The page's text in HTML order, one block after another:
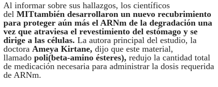
Al informar sobre sus hallazgos, los científicos
del MITtambién desarrollaron un nuevo recubrimiento
para proteger aún más el ARNm de la degradación una
vez que atraviesa el revestimiento del estómago y se
dirige a las células. La autora principal del estudio, la
doctora Ameya Kirtane, dijo que este material,
llamado poli(beta-amino ésteres), redujo la cantidad total
de medicación necesaria para administrar la dosis requerida
de ARNm.